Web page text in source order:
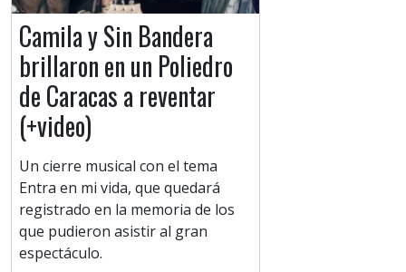
Camila y Sin Bandera
brillaron en un Poliedro
de Caracas a reventar
(+video)
Un cierre musical con el tema
Entra en mi vida, que quedará
registrado en la memoria de los
que pudieron asistir al gran
espectáculo.